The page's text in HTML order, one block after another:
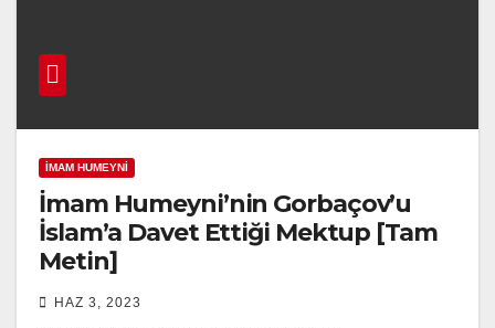
İMAM HUMEYNI
İmam Humeyni’nin Gorbaçov’u
İslam’a Davet Ettiği Mektup [Tam
Metin]
HAZ 3, 2023